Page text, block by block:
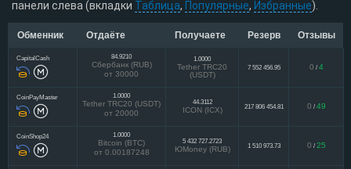
панели слева (вкладки Таблица, Популярные, Избранные).
Обменник Отдаёте Получаете Резерв Отзывы
CapitalCash 84.9210
Сбербанк (RUB)
от 30000
1.0000
Tether TRC20
(USDT)
7 552 456.95 0 / 4
CoinPayMaster 1.0000
Tether TRC20 (USDT)
от 20000
44.3112
ICON (ICX) 217 806 454.81 0 / 49
CoinShop24 1.0000
Bitcoin (BTC)
от 0.00187248
5 432 727.2723
ЮMoney (RUB) 1 510 973.73 0 / 25